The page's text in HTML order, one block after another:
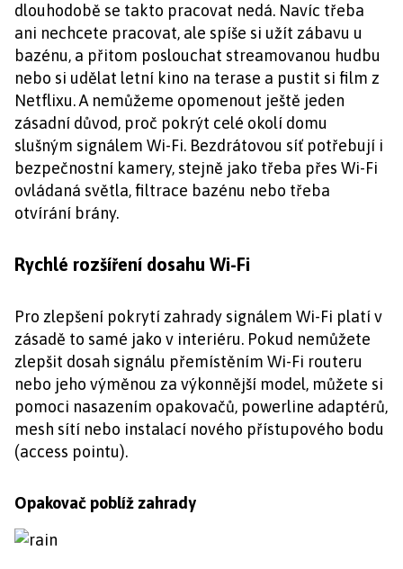
dlouhodobě se takto pracovat nedá. Navíc třeba
ani nechcete pracovat, ale spíše si užít zábavu u
bazénu, a přitom poslouchat streamovanou hudbu
nebo si udělat letní kino na terase a pustit si film z
Netflixu. A nemůžeme opomenout ještě jeden
zásadní důvod, proč pokrýt celé okolí domu
slušným signálem Wi-Fi. Bezdrátovou síť potřebují i
bezpečnostní kamery, stejně jako třeba přes Wi-Fi
ovládaná světla, filtrace bazénu nebo třeba
otvírání brány.
Rychlé rozšíření dosahu Wi-Fi
Pro zlepšení pokrytí zahrady signálem Wi-Fi platí v
zásadě to samé jako v interiéru. Pokud nemůžete
zlepšit dosah signálu přemístěním Wi-Fi routeru
nebo jeho výměnou za výkonnější model, můžete si
pomoci nasazením opakovačů, powerline adaptérů,
mesh sítí nebo instalací nového přístupového bodu
(access pointu).
Opakovač poblíž zahrady